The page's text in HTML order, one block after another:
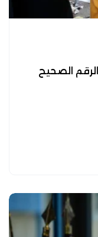
هو الرقم الصحيح